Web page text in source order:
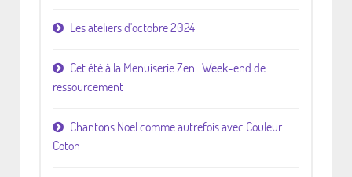
Les ateliers d'octobre 2024
Cet été à la Menuiserie Zen : Week-end de
ressourcement
Chantons Noël comme autrefois avec Couleur
Coton